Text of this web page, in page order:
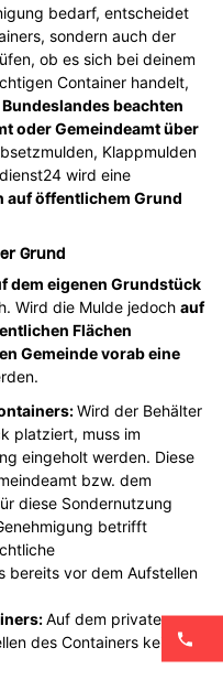
bedarf, entscheidet
sondern auch der
ob es sich bei deinem
Container handelt,
beachten
oder Gemeindeamt über
Klappmulden
wird eine
auf öffentlichem Grund
Grund
dem eigenen Grundstück
Wird die Mulde jedochauf
Flächen
Gemeinde vorab eine
Wird der Behälter
platziert, muss im
eingeholt werden. Diese
bzw. dem
diese Sondernutzung
betrifft
bereits vor dem Aufstellen
Auf dem privaten
des Containers keine